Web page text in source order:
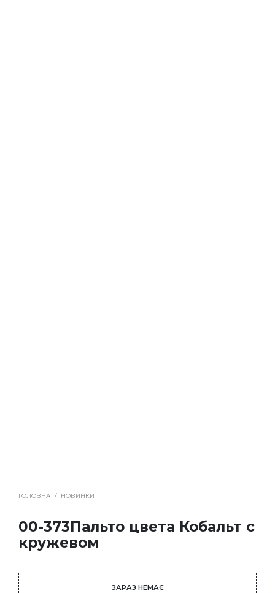
ГОЛОВНА / НОВИНКИ
00-373Пальто цвета Кобальт с
кружевом
ЗАРАЗ НЕМАЄ